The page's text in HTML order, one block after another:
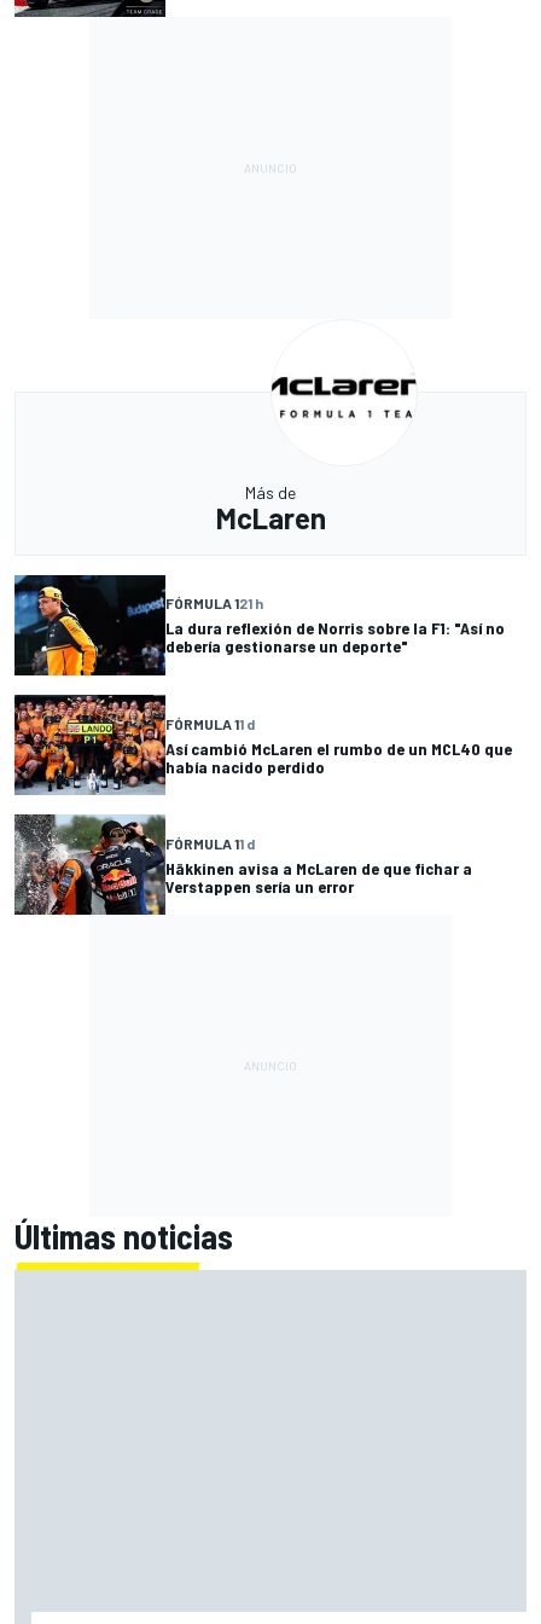
Más de
McLaren
FÓRMULA 121 h
La dura reflexión de Norris sobre la F1: "Así no
debería gestionarse un deporte"
FÓRMULA 11 d
Así cambió McLaren el rumbo de un MCL40 que
había nacido perdido
FÓRMULA 11 d
Häkkinen avisa a McLaren de que fichar a
Verstappen sería un error
Últimas noticias